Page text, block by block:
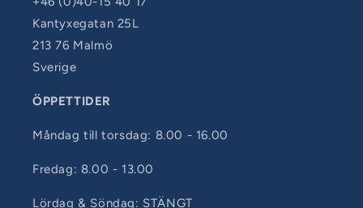
Kantyxegatan 25L
213 76 Malmö
Sverige
ÖPPETTIDER
Måndag till torsdag: 8.00 - 16.00
Fredag: 8.00 - 13.00
Lördag & Söndag: STÄNGT